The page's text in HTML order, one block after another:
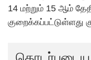
14 மற்றும் 15 ஆம்
குறைக்கப்பட்டுள்ளது